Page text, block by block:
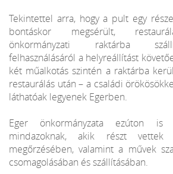
Tekintettel arra, hogy a pult egy
bontáskor megsérült,
önkormányzati raktárba
felhasználásáról a helyreállítást
két műalkotás szintén a raktárba
restaurálás után – a családi
láthatóak legyenek Egerben.
Eger önkormányzata ezúton is
mindazoknak, akik részt vettek
megőrzésében, valamint a művek
csomagolásában és szállításában.